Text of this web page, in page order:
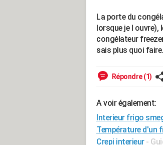
La porte du
lorsque je l
congélateur
sais plus quoi
Répondre (1)
A voir également:
Interieur frigo
Température d'un
Crepi interieur -